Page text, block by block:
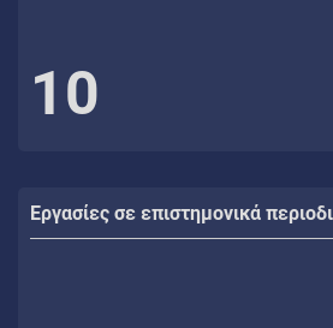
10
Εργασίες σε επιστημονικά